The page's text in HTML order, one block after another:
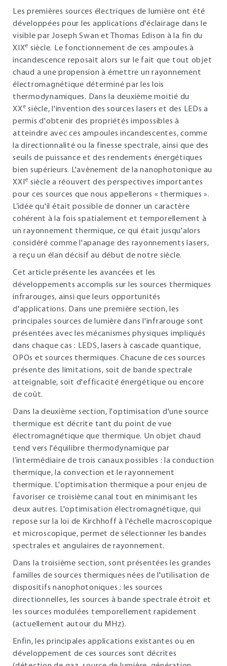
Les premières sources électriques de lumière ont été
développées pour les applications d'éclairage dans le
visible par Joseph Swan et Thomas Edison à la fin du
XIXe siècle. Le fonctionnement de ces ampoules à
incandescence reposait alors sur le fait que tout objet
chaud a une propension à émettre un rayonnement
électromagnétique déterminé par les lois
thermodynamiques. Dans la deuxième moitié du
XXe siècle, l'invention des sources lasers et des LEDs a
permis d'obtenir des propriétés impossibles à
atteindre avec ces ampoules incandescentes, comme
la directionnalité ou la finesse spectrale, ainsi que des
seuils de puissance et des rendements énergétiques
bien supérieurs. L'avènement de la nanophotonique au
XXI e siècle a réouvert des perspectives importantes
pour ces sources que nous appellerons « thermiques ».
L’idée qu'il était possible de donner un caractère
cohérent à la fois spatialement et temporellement à
un rayonnement thermique, ce qui était jusqu'alors
considéré comme l'apanage des rayonnements lasers,
a reçu un élan décisif au début de notre siècle.
Cet article présente les avancées et les
développements accomplis sur les sources thermiques
infrarouges, ainsi que leurs opportunités
d'applications. Dans une première section, les
principales sources de lumière dans l'infrarouge sont
présentées avec les mécanismes physiques impliqués
dans chaque cas : LEDS, lasers à cascade quantique,
OPOs et sources thermiques. Chacune de ces sources
présente des limitations, soit de bande spectrale
atteignable, soit d'efficacité énergétique ou encore
de coût.
Dans la deuxième section, l'optimisation d'une source
thermique est décrite tant du point de vue
électromagnétique que thermique. Un objet chaud
tend vers l'équilibre thermodynamique par
l’intermédiaire de trois canaux possibles : la conduction
thermique, la convection et le rayonnement
thermique. L'optimisation thermique a pour enjeu de
favoriser ce troisième canal tout en minimisant les
deux autres. L'optimisation électromagnétique, qui
repose sur la loi de Kirchhoff à l'échelle macroscopique
et microscopique, permet de sélectionner les bandes
spectrales et angulaires de rayonnement.
Dans la troisième section, sont présentées les grandes
familles de sources thermiques nées de l'utilisation de
dispositifs nanophotoniques : les sources
directionnelles, les sources à bande spectrale étroit et
les sources modulées temporellement rapidement
(actuellement autour du MHz).
Enfin, les principales applications existantes ou en
développement de ces sources sont décrites